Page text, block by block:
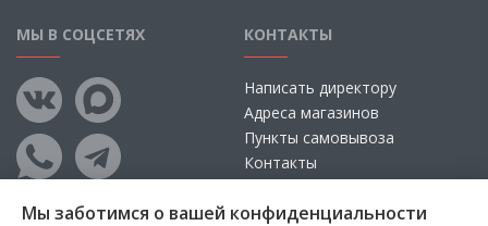
МЫ В СОЦСЕТЯХ КОНТАКТЫ
Написать директору
Адреса магазинов
Пункты самовывоза
Контакты
Мы заботимся о вашей конфиденциальности